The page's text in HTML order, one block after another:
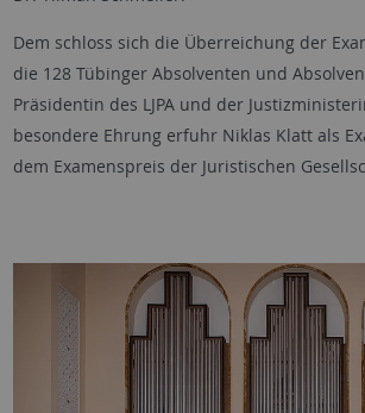
Dem schloss sich die Überreichung der
die 128 Tübinger Absolventen und
Präsidentin des LJPA und der
besondere Ehrung erfuhr Niklas Klatt als
dem Examenspreis der Juristischen